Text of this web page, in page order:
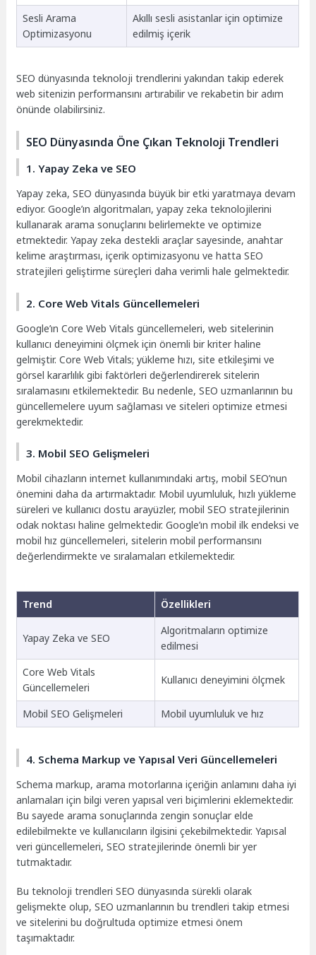
Sesli Arama
Optimizasyonu
Akıllı sesli asistanlar için optimize
edilmiş içerik
SEO dünyasında teknoloji trendlerini yakından takip ederek
web sitenizin performansını artırabilir ve rekabetin bir adım
önünde olabilirsiniz.
SEO Dünyasında Öne Çıkan Teknoloji Trendleri
1. Yapay Zeka ve SEO
Yapay zeka, SEO dünyasında büyük bir etki yaratmaya devam
ediyor. Google’ın algoritmaları, yapay zeka teknolojilerini
kullanarak arama sonuçlarını belirlemekte ve optimize
etmektedir. Yapay zeka destekli araçlar sayesinde, anahtar
kelime araştırması, içerik optimizasyonu ve hatta SEO
stratejileri geliştirme süreçleri daha verimli hale gelmektedir.
2. Core Web Vitals Güncellemeleri
Google’ın Core Web Vitals güncellemeleri, web sitelerinin
kullanıcı deneyimini ölçmek için önemli bir kriter haline
gelmiştir. Core Web Vitals; yükleme hızı, site etkileşimi ve
görsel kararlılık gibi faktörleri değerlendirerek sitelerin
sıralamasını etkilemektedir. Bu nedenle, SEO uzmanlarının bu
güncellemelere uyum sağlaması ve siteleri optimize etmesi
gerekmektedir.
3. Mobil SEO Gelişmeleri
Mobil cihazların internet kullanımındaki artış, mobil SEO’nun
önemini daha da artırmaktadır. Mobil uyumluluk, hızlı yükleme
süreleri ve kullanıcı dostu arayüzler, mobil SEO stratejilerinin
odak noktası haline gelmektedir. Google’ın mobil ilk endeksi ve
mobil hız güncellemeleri, sitelerin mobil performansını
değerlendirmekte ve sıralamaları etkilemektedir.
Trend Özellikleri
Yapay Zeka ve SEO
Algoritmaların optimize
edilmesi
Core Web Vitals
Güncellemeleri
Kullanıcı deneyimini ölçmek
Mobil SEO Gelişmeleri Mobil uyumluluk ve hız
4. Schema Markup ve Yapısal Veri Güncellemeleri
Schema markup, arama motorlarına içeriğin anlamını daha iyi
anlamaları için bilgi veren yapısal veri biçimlerini eklemektedir.
Bu sayede arama sonuçlarında zengin sonuçlar elde
edilebilmekte ve kullanıcıların ilgisini çekebilmektedir. Yapısal
veri güncellemeleri, SEO stratejilerinde önemli bir yer
tutmaktadır.
Bu teknoloji trendleri SEO dünyasında sürekli olarak
gelişmekte olup, SEO uzmanlarının bu trendleri takip etmesi
ve sitelerini bu doğrultuda optimize etmesi önem
taşımaktadır.